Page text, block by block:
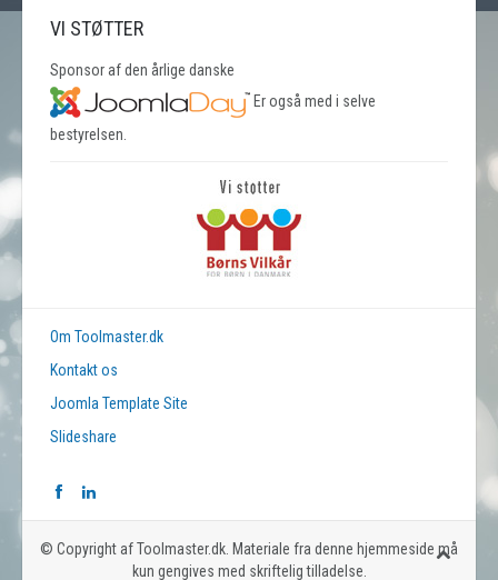
VI STØTTER
Sponsor af den årlige danske
Er også med i selve
bestyrelsen.
Om Toolmaster.dk
Kontakt os
Joomla Template Site
Slideshare
© Copyright af Toolmaster.dk. Materiale fra denne hjemmeside må
kun gengives med skriftelig tilladelse.